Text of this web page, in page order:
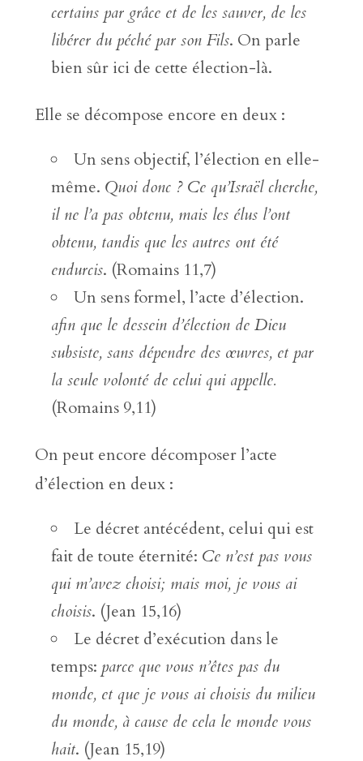
certains par grâce et de les sauver, de les
libérer du péché par son Fils. On parle
bien sûr ici de cette élection-là.
Elle se décompose encore en deux :
Un sens objectif, l’élection en elle-
même. Quoi donc ? Ce qu’Israël cherche,
il ne l’a pas obtenu, mais les élus l’ont
obtenu, tandis que les autres ont été
endurcis. (Romains 11,7)
Un sens formel, l’acte d’élection.
afin que le dessein d’élection de Dieu
subsiste, sans dépendre des œuvres, et par
la seule volonté de celui qui appelle.
(Romains 9,11)
On peut encore décomposer l’acte
d’élection en deux :
Le décret antécédent, celui qui est
fait de toute éternité: Ce n’est pas vous
qui m’avez choisi; mais moi, je vous ai
choisis. (Jean 15,16)
Le décret d’exécution dans le
temps: parce que vous n’êtes pas du
monde, et que je vous ai choisis du milieu
du monde, à cause de cela le monde vous
hait. (Jean 15,19)